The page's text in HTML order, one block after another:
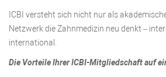
ICBI versteht sich nicht nur als
Netzwerk die Zahnmedizin neu denkt –
international.
Die Vorteile Ihrer ICBI-Mitgliedschaft auf